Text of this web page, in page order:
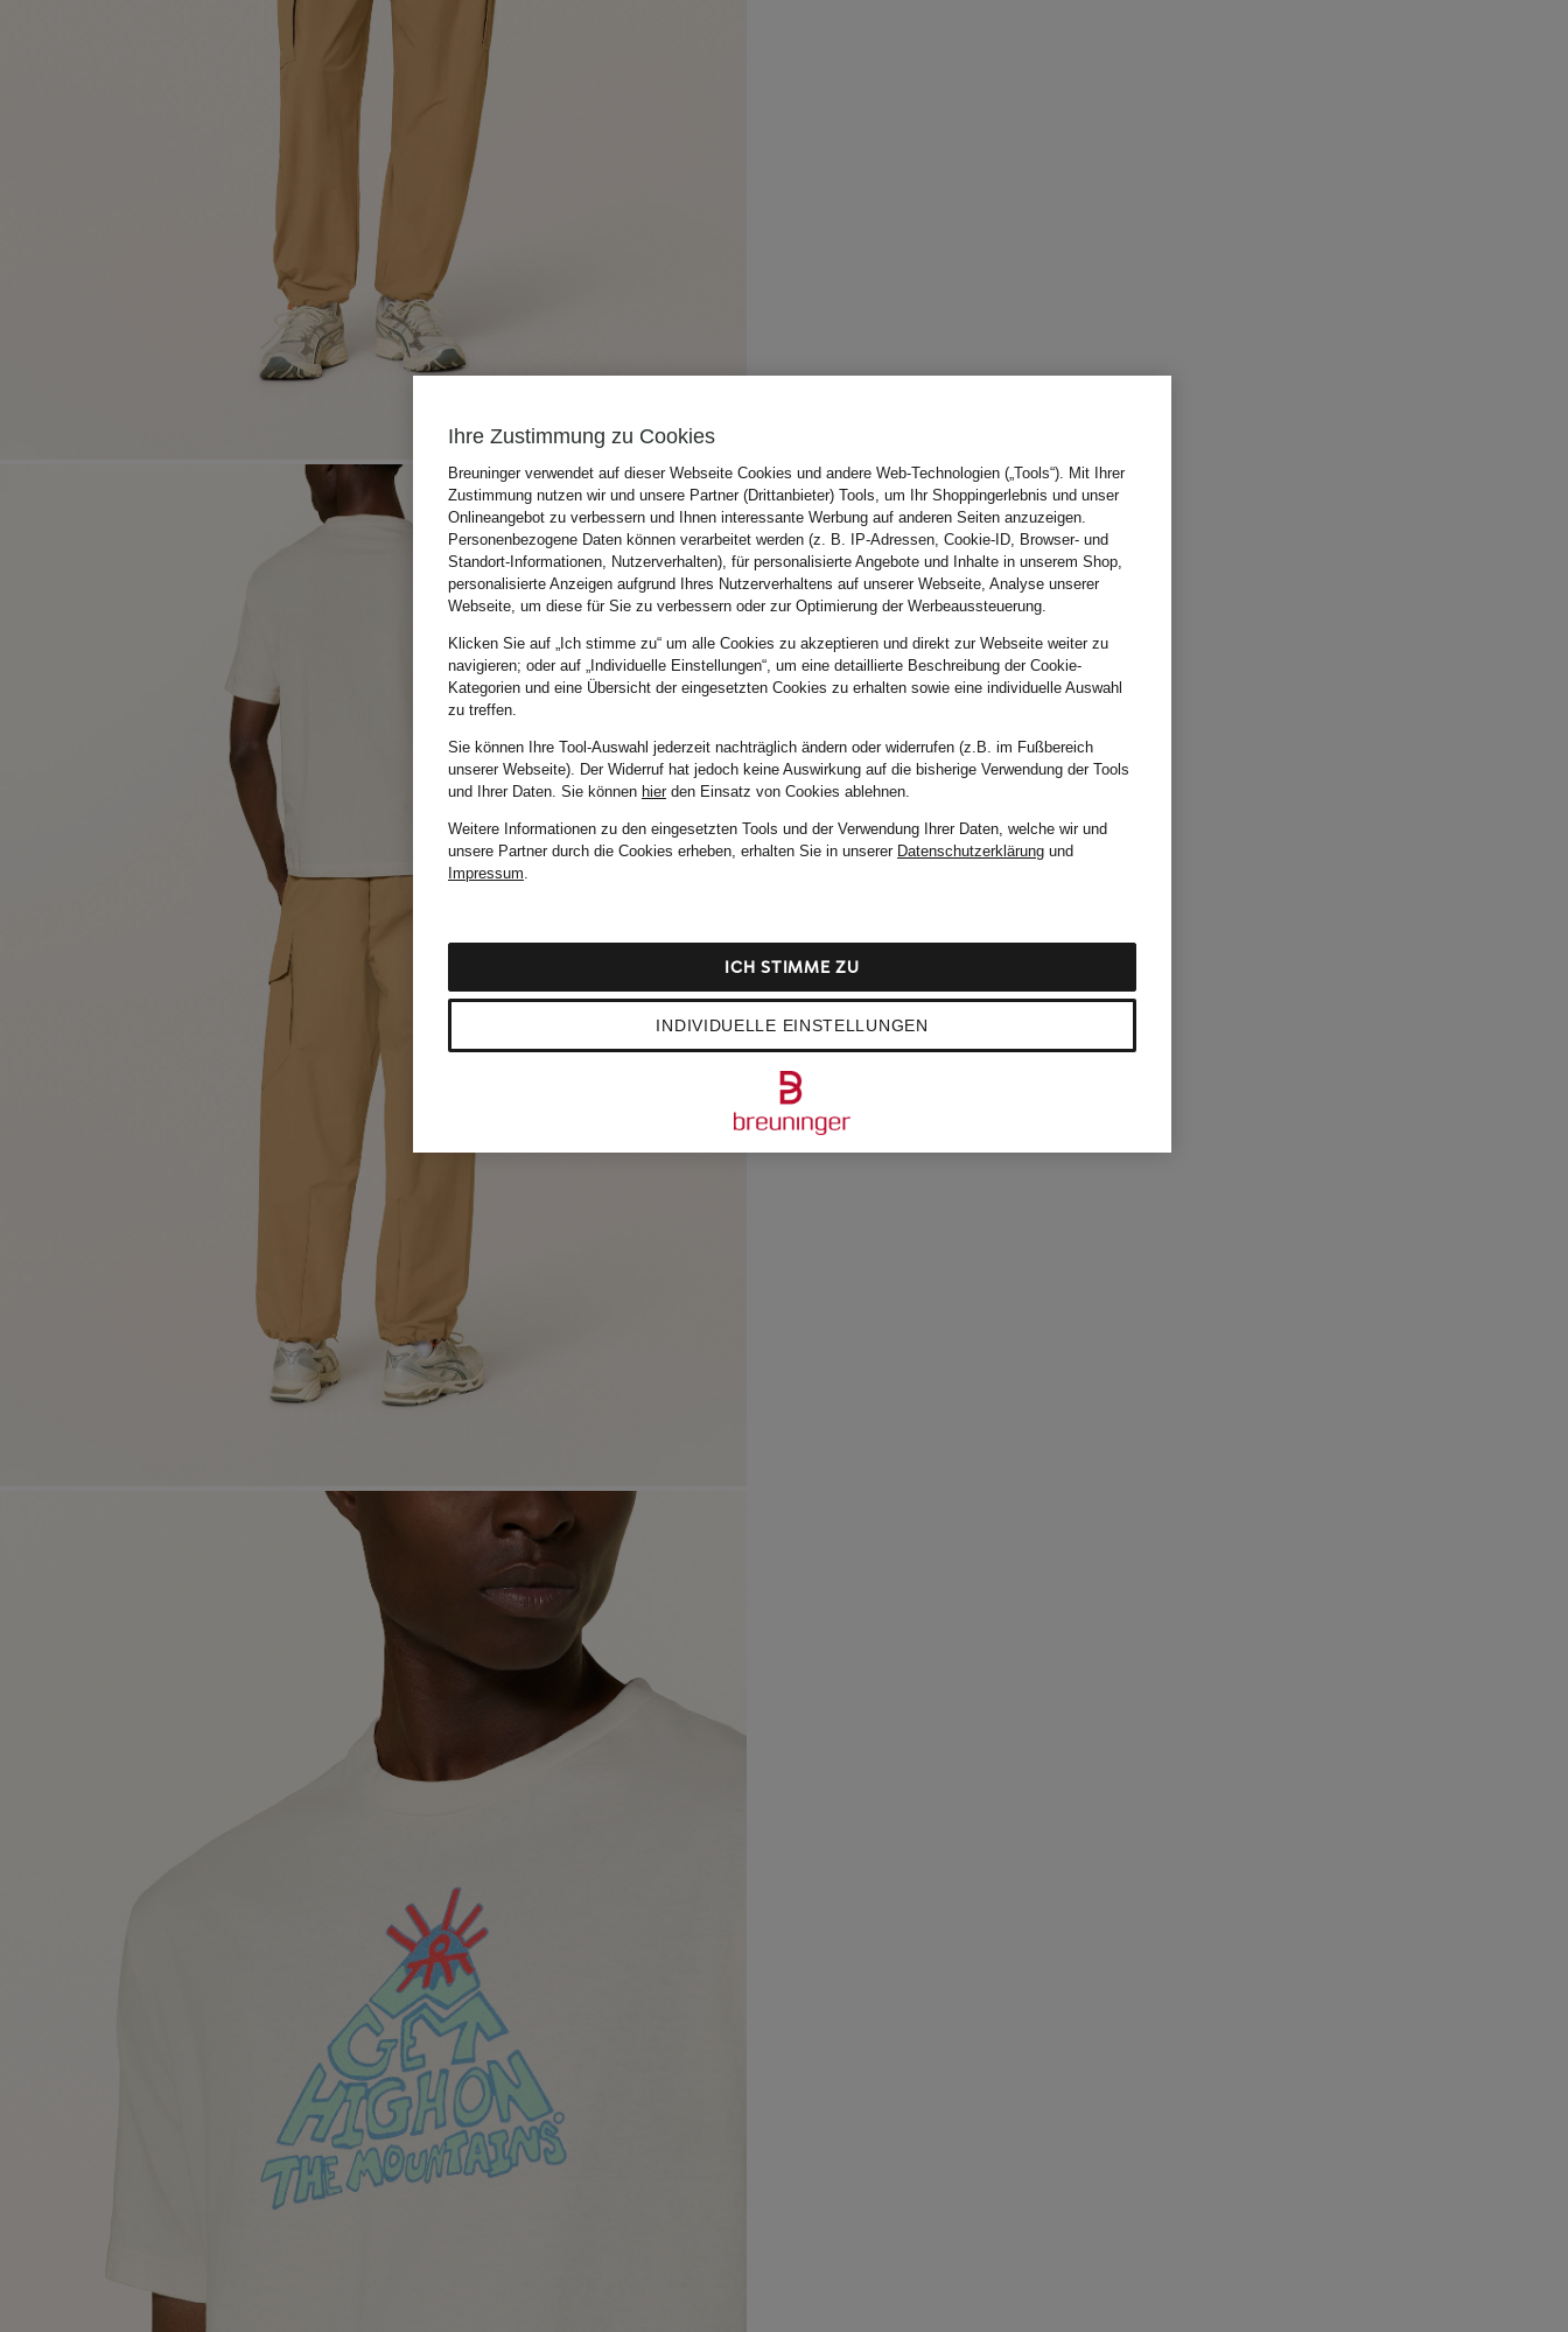
Ihre Zustimmung zu Cookies
Breuninger verwendet auf dieser Webseite Cookies und andere Web-Technologien („Tools“). Mit Ihrer
Zustimmung nutzen wir und unsere Partner (Drittanbieter) Tools, um Ihr Shoppingerlebnis und unser
Onlineangebot zu verbessern und Ihnen interessante Werbung auf anderen Seiten anzuzeigen.
Personenbezogene Daten können verarbeitet werden (z. B. IP-Adressen, Cookie-ID, Browser- und
Standort-Informationen, Nutzerverhalten), für personalisierte Angebote und Inhalte in unserem Shop,
personalisierte Anzeigen aufgrund Ihres Nutzerverhaltens auf unserer Webseite, Analyse unserer
Webseite, um diese für Sie zu verbessern oder zur Optimierung der Werbeaussteuerung.
Klicken Sie auf „Ich stimme zu“ um alle Cookies zu akzeptieren und direkt zur Webseite weiter zu
navigieren; oder auf „Individuelle Einstellungen“, um eine detaillierte Beschreibung der Cookie-
Kategorien und eine Übersicht der eingesetzten Cookies zu erhalten sowie eine individuelle Auswahl
zu treffen.
Sie können Ihre Tool-Auswahl jederzeit nachträglich ändern oder widerrufen (z.B. im Fußbereich
unserer Webseite). Der Widerruf hat jedoch keine Auswirkung auf die bisherige Verwendung der Tools
und Ihrer Daten. Sie können hierden Einsatz von Cookies ablehnen.
Weitere Informationen zu den eingesetzten Tools und der Verwendung Ihrer Daten, welche wir und
unsere Partner durch die Cookies erheben, erhalten Sie in unserer Datenschutzerklärung und
Impressum.
INDIVIDUELLE EINSTELLUNGEN
ICH STIMME ZU